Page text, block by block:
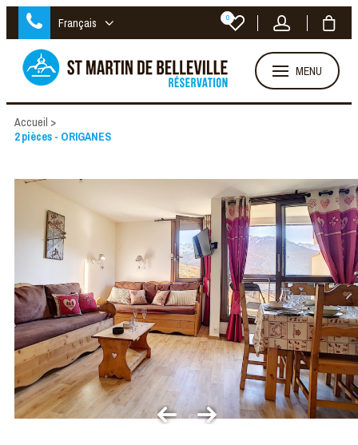
Français 0
MENU
Accueil >
2 pièces - ORIGANES